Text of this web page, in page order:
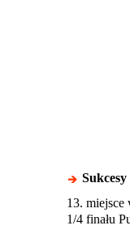
Sukcesy
13.
1/4 finału